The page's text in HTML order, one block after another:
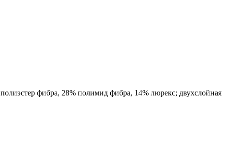
фибра, 28% полимид фибра, 14% люрекс; двухслойная